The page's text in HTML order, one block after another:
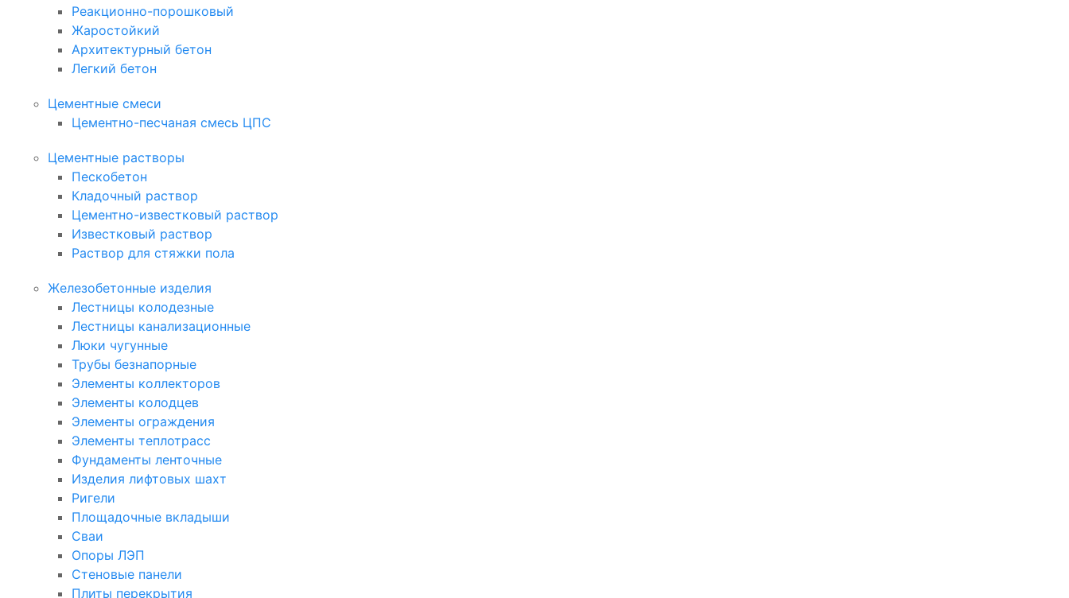
Реакционно-порошковый
Жаростойкий
Архитектурный бетон
Легкий бетон
Цементные смеси
Цементно-песчаная смесь ЦПС
Цементные растворы
Пескобетон
Кладочный раствор
Цементно-известковый раствор
Известковый раствор
Раствор для стяжки пола
Железобетонные изделия
Лестницы колодезные
Лестницы канализационные
Люки чугунные
Трубы безнапорные
Элементы коллекторов
Элементы колодцев
Элементы ограждения
Элементы теплотрасс
Фундаменты ленточные
Изделия лифтовых шахт
Ригели
Площадочные вкладыши
Сваи
Опоры ЛЭП
Стеновые панели
Плиты перекрытия